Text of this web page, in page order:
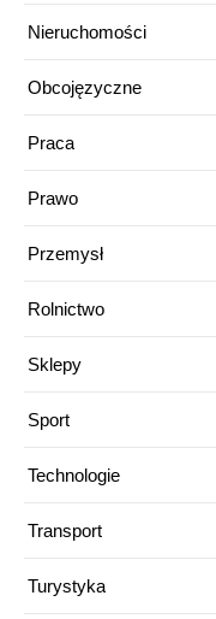
Nieruchomości
Obcojęzyczne
Praca
Prawo
Przemysł
Rolnictwo
Sklepy
Sport
Technologie
Transport
Turystyka